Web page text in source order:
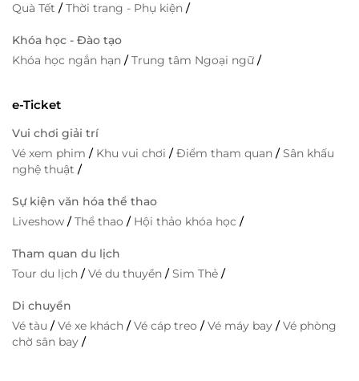
Quà Tết /Thời trang - Phụ kiện /
Khóa học - Đào tạo
Khóa học ngắn hạn /Trung tâm Ngoại ngữ/
e-Ticket
Vui chơi giải trí
Vé xem phim / Khu vui chơi /Điểm tham quan /Sân khấu
nghệ thuật /
Sự kiện văn hóa thể thao
Liveshow /Thể thao / Hội thảo khóa học /
Tham quan du lịch
Tour du lịch /Vé du thuyền /Sim Thẻ /
Di chuyển
Vé tàu /Vé xe khách /Vé cáp treo /Vé máy bay /Vé phòng
chờ sân bay /